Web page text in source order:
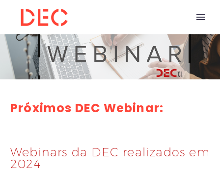
Próximos DEC Webinar:
Webinars da DEC realizados em
2024